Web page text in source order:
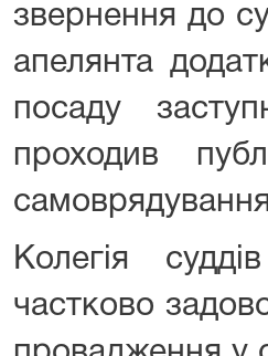
звернення до
апелянта
посаду
проходив
Колегія
частково